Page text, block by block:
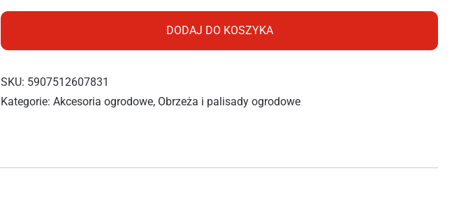
DODAJ DO KOSZYKA
SKU: 5907512607831
Kategorie:Akcesoria ogrodowe, Obrzeża i palisady ogrodowe